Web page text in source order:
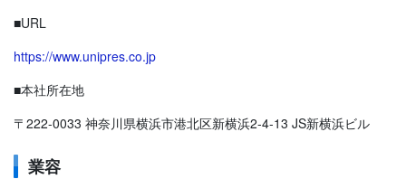
■URL
https://www.unipres.co.jp
■本社所在地
〒222-0033 神奈川県横浜市港北区新横浜2-4-13 JS新横浜ビル
業容